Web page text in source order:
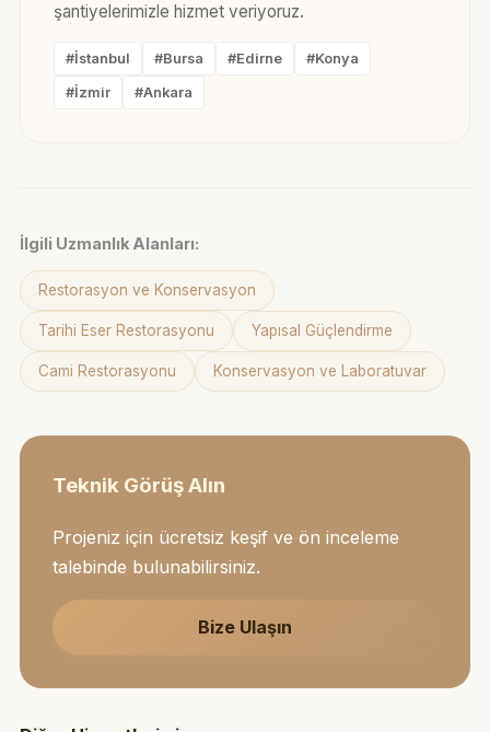
şantiyelerimizle hizmet veriyoruz.
#İstanbul #Bursa #Edirne #Konya
#İzmir #Ankara
İlgili Uzmanlık Alanları:
Restorasyon ve Konservasyon
Tarihi Eser Restorasyonu Yapısal Güçlendirme
Cami Restorasyonu Konservasyon ve Laboratuvar
Teknik Görüş Alın
Projeniz için ücretsiz keşif ve ön inceleme
talebinde bulunabilirsiniz.
Bize Ulaşın